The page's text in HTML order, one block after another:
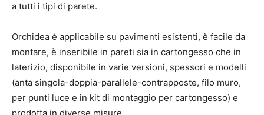
a tutti i tipi di parete.
Orchidea è applicabile su pavimenti esistenti, è facile da
montare, è inseribile in pareti sia in cartongesso che in
laterizio, disponibile in varie versioni, spessori e modelli
(anta singola-doppia-parallele-contrapposte, filo muro,
per punti luce e in kit di montaggio per cartongesso) e